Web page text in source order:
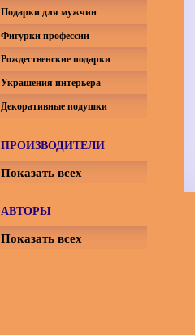
Подарки для мужчин
Фигурки профессии
Рождественские подарки
Украшения интерьера
Декоративные подушки
ПРОИЗВОДИТЕЛИ
Показать всех
АВТОРЫ
Показать всех